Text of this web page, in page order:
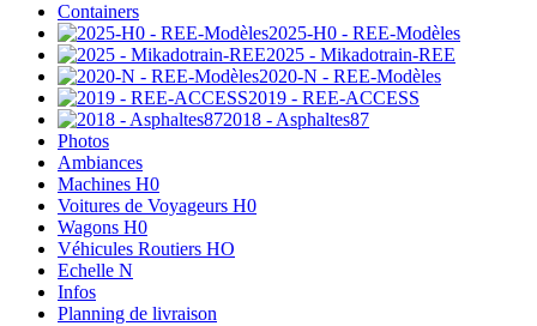
Containers
2025-H0 - REE-Modèles
2025 - Mikadotrain-REE
2020-N - REE-Modèles
2019 - REE-ACCESS
2018 - Asphaltes87
Photos
Ambiances
Machines H0
Voitures de Voyageurs H0
Wagons H0
Véhicules Routiers HO
Echelle N
Infos
Planning de livraison